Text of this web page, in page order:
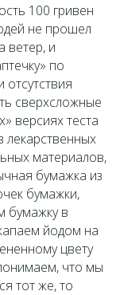
100 гривен
не прошел
ветер, и
по
сверхсложные
версиях теста
лекарственных
материалов,
бумажка из
бумажки,
бумажку в
йодом на
цвету
что мы
тот же, то